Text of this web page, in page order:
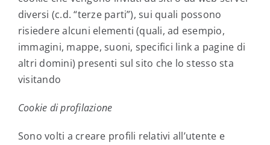
diversi (c.d. “terze parti”), sui quali possono
risiedere alcuni elementi (quali, ad esempio,
immagini, mappe, suoni, specifici link a pagine di
altri domini) presenti sul sito che lo stesso sta
visitando
Cookie di profilazione
Sono volti a creare profili relativi all’utente e